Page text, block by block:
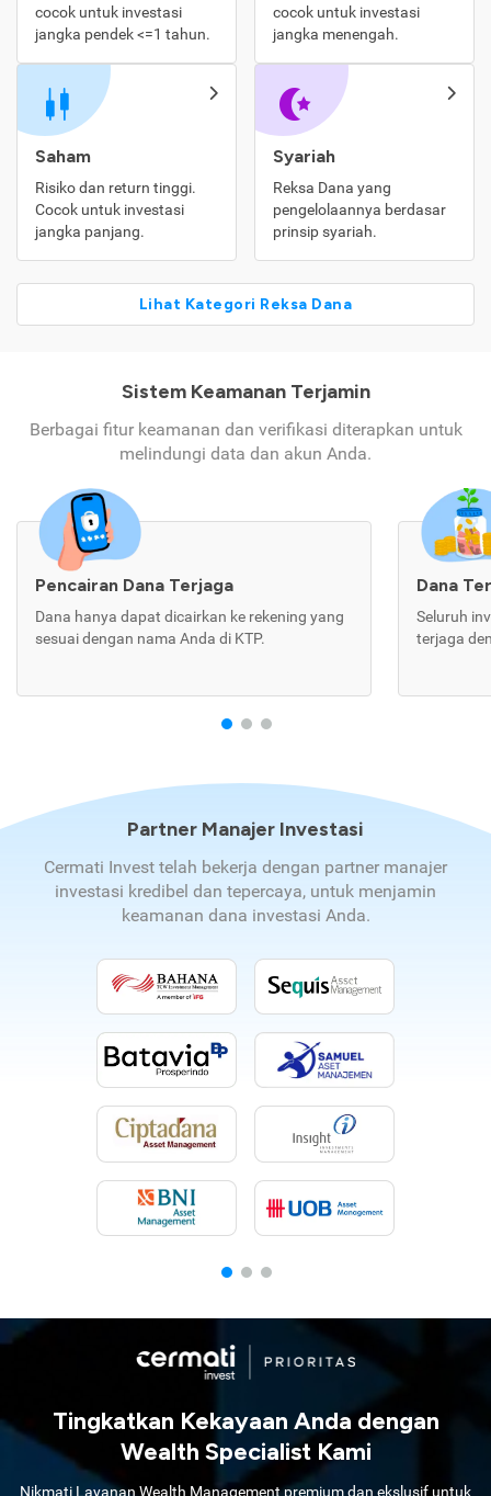
cocok untuk investasi
jangka pendek <=1 tahun.
cocok untuk investasi
jangka menengah.
Saham
Risiko dan return tinggi.
Cocok untuk investasi
jangka panjang.
Syariah
Reksa Dana yang
pengelolaannya berdasar
prinsip syariah.
Lihat Kategori Reksa Dana
Sistem Keamanan Terjamin
Berbagai fitur keamanan dan verifikasi diterapkan untuk
melindungi data dan akun Anda.
Pencairan Dana Terjaga
Dana hanya dapat dicairkan ke rekening yang
sesuai dengan nama Anda di KTP.
Dana
Seluruh
terjaga
Partner Manajer Investasi
Cermati Invest telah bekerja dengan partner manajer
investasi kredibel dan tepercaya, untuk menjamin
keamanan dana investasi Anda.
Tingkatkan Kekayaan Anda dengan
Wealth Specialist Kami
Nikmati Layanan Wealth Management premium dan ekslusif untuk